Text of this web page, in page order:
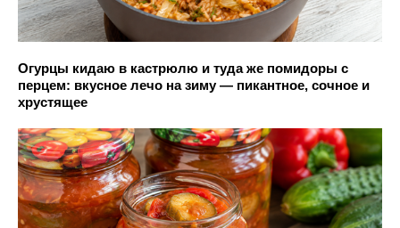
Огурцы кидаю в кастрюлю и туда же помидоры с
перцем: вкусное лечо на зиму — пикантное, сочное и
хрустящее